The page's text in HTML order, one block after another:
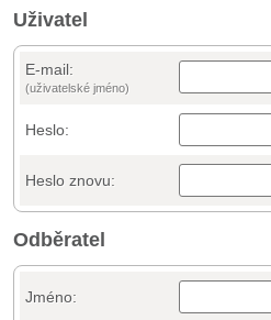
Uživatel
E-mail:
(uživatelské jméno)
Heslo:
Heslo znovu:
Odběratel
Jméno: